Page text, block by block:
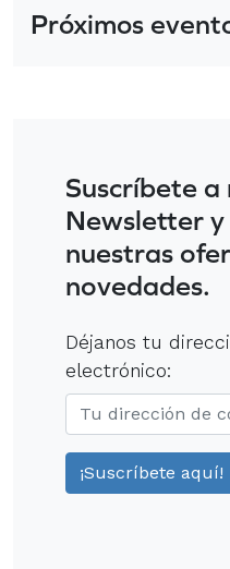
Próximos
Suscríbete a
Newsletter y
nuestras
novedades.
Déjanos tu
electrónico: